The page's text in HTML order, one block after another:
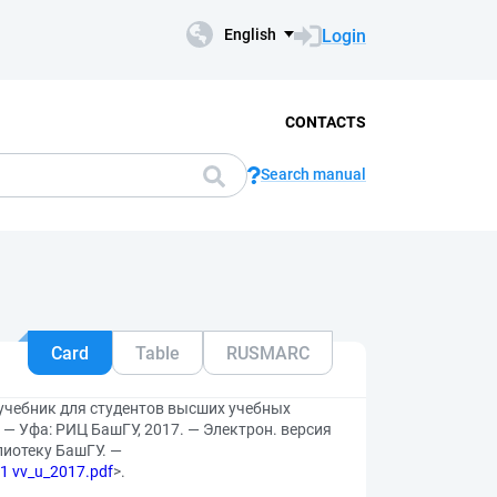
English Login
CONTACTS
Search manual
Card Table RUSMARC
для студентов высших учебных
— Уфа: РИЦ БашГУ, 2017. — Электрон. версия
БашГУ. —
vv_u_2017.pdf>.